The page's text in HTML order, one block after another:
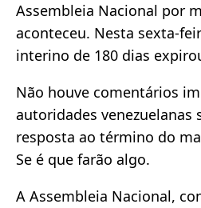
Assembleia Nacional por
aconteceu. Nesta sexta-
interino de 180 dias
Não houve comentários
autoridades venezuelanas
resposta ao término do
Se é que farão algo.
A Assembleia Nacional,